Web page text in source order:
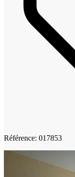
Référence: 017853